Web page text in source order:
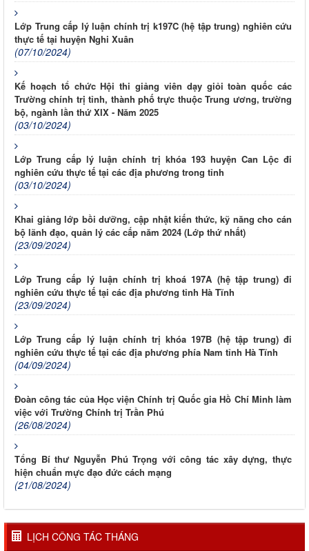
Lớp Trung cấp lý luận chính trị k197C (hệ tập trung) nghiên cứu
thực tế tại huyện Nghi Xuân
(07/10/2024)
Kế hoạch tổ chức Hội thi giảng viên dạy giỏi toàn quốc các
Trường chính trị tỉnh, thành phố trực thuộc Trung ương, trường
bộ, ngành lần thứ XIX - Năm 2025
(03/10/2024)
Lớp Trung cấp lý luận chính trị khóa 193 huyện Can Lộc đi
nghiên cứu thực tế tại các địa phương trong tỉnh
(03/10/2024)
Khai giảng lớp bồi dưỡng, cập nhật kiến thức, kỹ năng cho cán
bộ lãnh đạo, quản lý các cấp năm 2024 (Lớp thứ nhất)
(23/09/2024)
Lớp Trung cấp lý luận chính trị khoá 197A (hệ tập trung) đi
nghiên cứu thực tế tại các địa phương tỉnh Hà Tĩnh
(23/09/2024)
Lớp Trung cấp lý luận chính trị khóa 197B (hệ tập trung) đi
nghiên cứu thực tế tại các địa phương phía Nam tỉnh Hà Tĩnh
(04/09/2024)
Đoàn công tác của Học viện Chính trị Quốc gia Hồ Chí Minh làm
việc với Trường Chính trị Trần Phú
(26/08/2024)
Tổng Bí thư Nguyễn Phú Trọng với công tác xây dựng, thực
hiện chuẩn mực đạo đức cách mạng
(21/08/2024)
LỊCH CÔNG TÁC THÁNG